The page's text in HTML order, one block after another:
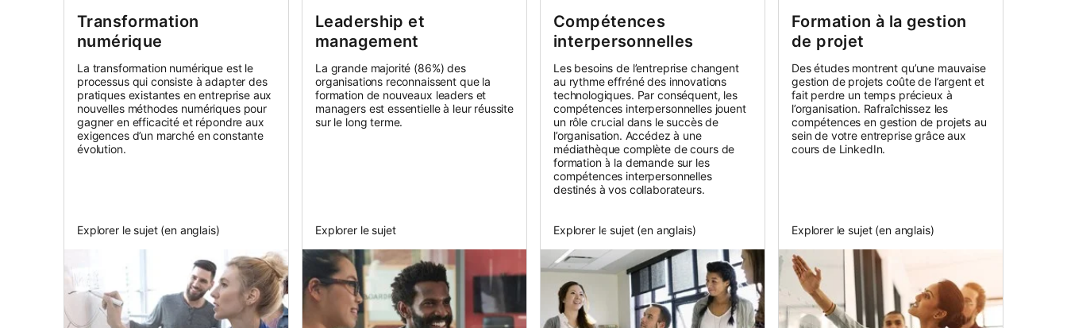
Transformation
numérique
La transformation numérique est le
processus qui consiste à adapter des
pratiques existantes en entreprise aux
nouvelles méthodes numériques pour
gagner en efficacité et répondre aux
exigences d’un marché en constante
évolution.
Explorer le sujet (en anglais)
Leadership et
management
La grande majorité (86%) des
organisations reconnaissent que la
formation de nouveaux leaders et
managers est essentielle à leur réussite
sur le long terme.
Explorer le sujet
Compétences
interpersonnelles
Les besoins de l’entreprise changent
au rythme effréné des innovations
technologiques. Par conséquent, les
compétences interpersonnelles jouent
un rôle crucial dans le succès de
l’organisation. Accédez à une
médiathèque complète de cours de
formation à la demande sur les
compétences interpersonnelles
destinés à vos collaborateurs.
Explorer le sujet (en anglais)
Formation à la gestion
de projet
Des études montrent qu’une mauvaise
gestion de projets coûte de l’argent et
fait perdre un temps précieux à
l’organisation. Rafraîchissez les
compétences en gestion de projets au
sein de votre entreprise grâce aux
cours de LinkedIn.
Explorer le sujet (en anglais)